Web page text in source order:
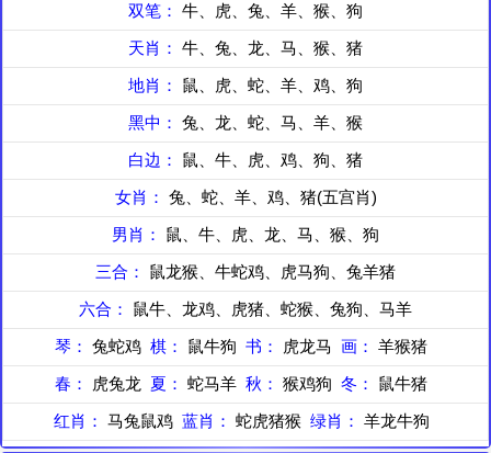
双笔： 牛、虎、兔、羊、猴、狗
天肖： 牛、兔、龙、马、猴、猪
地肖： 鼠、虎、蛇、羊、鸡、狗
黑中： 兔、龙、蛇、马、羊、猴
白边： 鼠、牛、虎、鸡、狗、猪
女肖： 兔、蛇、羊、鸡、猪(五宫肖)
男肖： 鼠、牛、虎、龙、马、猴、狗
三合： 鼠龙猴、牛蛇鸡、虎马狗、兔羊猪
六合： 鼠牛、龙鸡、虎猪、蛇猴、兔狗、马羊
琴： 兔蛇鸡 棋： 鼠牛狗 书： 虎龙马 画： 羊猴猪
春：
虎兔龙 夏： 蛇马羊 秋： 猴鸡狗 冬： 鼠牛猪
红肖： 马兔鼠鸡 蓝肖： 蛇虎猪猴 绿肖： 羊龙牛狗